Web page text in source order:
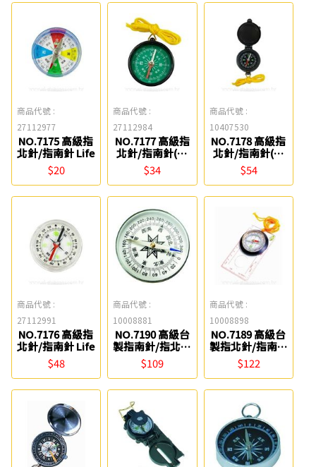
商品代號 :
27112977
NO.7175 高級指
北針/指南針 Life
$20
商品代號 :
27112984
NO.7177 高級指
北針/指南針(附
繩) Life
$34
商品代號 :
10407530
NO.7178 高級指
北針/指南針(附
繩) Life
$54
商品代號 :
27112991
NO.7176 高級指
北針/指南針 Life
$48
商品代號 :
10008881
NO.7190 高級台
製指南針/指北針
Life
$109
商品代號 :
10008898
NO.7189 高級台
製指北針/指南針
(地政用) Life
$122